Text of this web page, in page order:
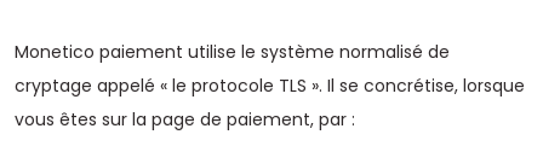
Monetico paiement utilise le système normalisé de
cryptage appelé « le protocole TLS ». Il se concrétise, lorsque
vous êtes sur la page de paiement, par :